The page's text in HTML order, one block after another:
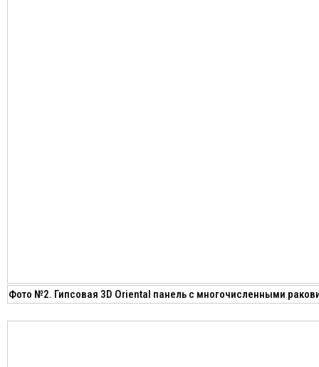
Фото №2. Гипсовая 3D Oriental панель с многочисленными